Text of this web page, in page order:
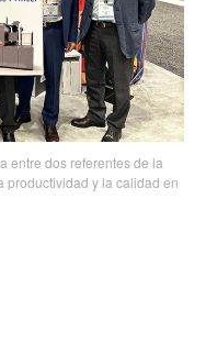
entre dos referentes de la
productividad y la calidad en